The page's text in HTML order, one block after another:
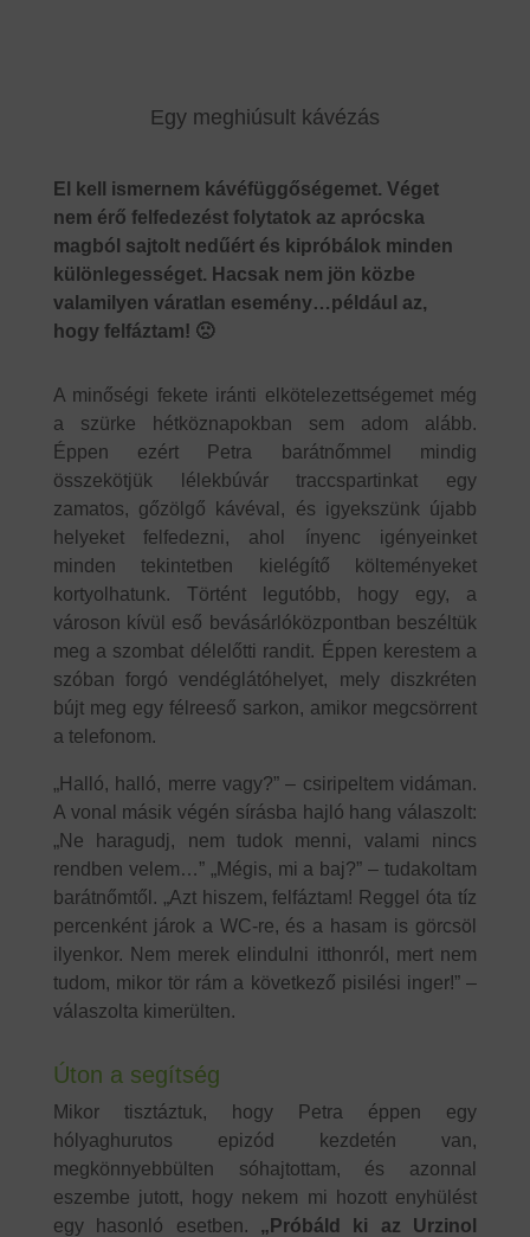
Egy meghiúsult kávézás
El kell ismernem kávéfüggőségemet. Véget
nem érő felfedezést folytatok az aprócska
magból sajtolt nedűért és kipróbálok minden
különlegességet. Hacsak nem jön közbe
valamilyen váratlan esemény…például az,
hogy felfáztam! 🙁
A minőségi fekete iránti elkötelezettségemet még
a szürke hétköznapokban sem adom alább.
Éppen ezért Petra barátnőmmel mindig
összekötjük lélekbúvár traccspartinkat egy
zamatos, gőzölgő kávéval, és igyekszünk újabb
helyeket felfedezni, ahol ínyenc igényeinket
minden tekintetben kielégítő költeményeket
kortyolhatunk. Történt legutóbb, hogy egy, a
városon kívül eső bevásárlóközpontban beszéltük
meg a szombat délelőtti randit. Éppen kerestem a
szóban forgó vendéglátóhelyet, mely diszkréten
bújt meg egy félreeső sarkon, amikor megcsörrent
a telefonom.
„Halló, halló, merre vagy?” – csiripeltem vidáman.
A vonal másik végén sírásba hajló hang válaszolt:
„Ne haragudj, nem tudok menni, valami nincs
rendben velem…” „Mégis, mi a baj?” – tudakoltam
barátnőmtől. „Azt hiszem, felfáztam! Reggel óta tíz
percenként járok a WC-re, és a hasam is görcsöl
ilyenkor. Nem merek elindulni itthonról, mert nem
tudom, mikor tör rám a következő pisilési inger!” –
válaszolta kimerülten.
Úton a segítség
Mikor tisztáztuk, hogy Petra éppen egy
hólyaghurutos epizód kezdetén van,
megkönnyebbülten sóhajtottam, és azonnal
eszembe jutott, hogy nekem mi hozott enyhülést
egy hasonló esetben.
„Próbáld ki az Urzinol